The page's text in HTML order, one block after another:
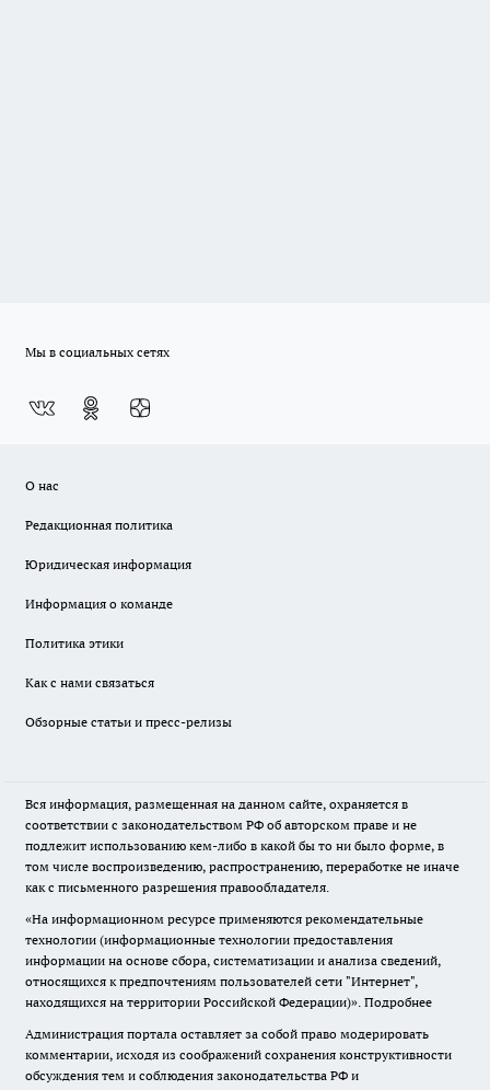
Мы в социальных сетях
О нас
Редакционная политика
Юридическая информация
Информация о команде
Политика этики
Как с нами связаться
Обзорные статьи и пресс-релизы
Вся информация, размещенная на данном сайте, охраняется в
соответствии с законодательством РФ об авторском праве и не
подлежит использованию кем-либо в какой бы то ни было форме, в
том числе воспроизведению, распространению, переработке не иначе
как с письменного разрешения правообладателя.
«На информационном ресурсе применяются рекомендательные
технологии (информационные технологии предоставления
информации на основе сбора, систематизации и анализа сведений,
относящихся к предпочтениям пользователей сети "Интернет",
находящихся на территории Российской Федерации)». Подробнее
Администрация портала оставляет за собой право модерировать
комментарии, исходя из соображений сохранения конструктивности
обсуждения тем и соблюдения законодательства РФ и